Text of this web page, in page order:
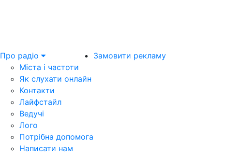
Про радіо
Міста і частоти
Як слухати онлайн
Контакти
Лайфстайл
Ведучі
Лого
Потрібна допомога
Написати нам
Замовити рекламу